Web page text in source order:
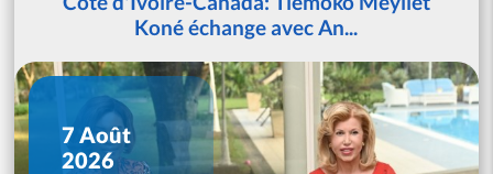
Koné échange avec An...
7 Août
2026